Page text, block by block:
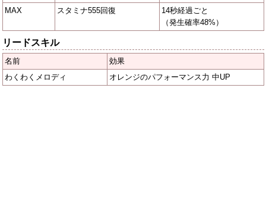
MAX
スタミナ555回復
14秒経過ごと
（発生確率48%）
リードスキル
名前
効果
わくわくメロディ
オレンジのパフォーマンス力 中UP